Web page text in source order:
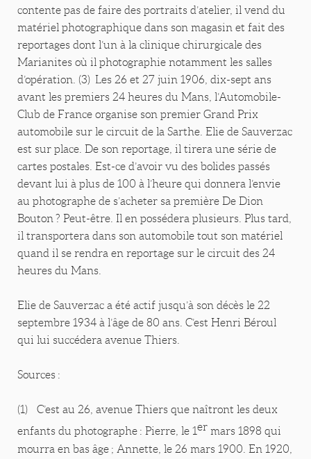
contente pas de faire des portraits d’atelier, il vend du
matériel photographique dans son magasin et fait des
reportages dont l’un à la clinique chirurgicale des
Marianites où il photographie notamment les salles
d’opération. (3) Les 26 et 27 juin 1906, dix-sept ans
avant les premiers 24 heures du Mans, l’Automobile-
Club de France organise son premier Grand Prix
automobile sur le circuit de la Sarthe. Elie de Sauverzac
est sur place. De son reportage, il tirera une série de
cartes postales. Est-ce d’avoir vu des bolides passés
devant lui à plus de 100 à l’heure qui donnera l’envie
au photographe de s’acheter sa première De Dion
Bouton ? Peut-être. Il en possédera plusieurs. Plus tard,
il transportera dans son automobile tout son matériel
quand il se rendra en reportage sur le circuit des 24
heures du Mans.
Elie de Sauverzac a été actif jusqu’à son décès le 22
septembre 1934 à l’âge de 80 ans. C’est Henri Béroul
qui lui succédera avenue Thiers.
Sources :
(1) C’est au 26, avenue Thiers que naîtront les deux
enfants du photographe : Pierre, le 1er mars 1898 qui
mourra en bas âge ; Annette, le 26 mars 1900. En 1920,